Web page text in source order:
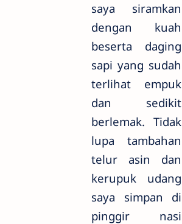
saya siramkan
dengan kuah
beserta daging
sapi yang sudah
terlihat empuk
dan sedikit
berlemak. Tidak
lupa tambahan
telur asin dan
kerupuk udang
saya simpan di
pinggir nasi